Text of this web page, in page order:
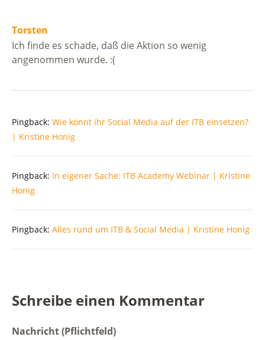
Torsten
Ich finde es schade, daß die Aktion so wenig
angenommen wurde. :(
Pingback: Wie könnt ihr Social Media auf der ITB einsetzen?
| Kristine Honig
Pingback: In eigener Sache: ITB Academy Webinar | Kristine
Honig
Pingback: Alles rund um ITB & Social Media | Kristine Honig
Schreibe einen Kommentar
Nachricht(Pflichtfeld)